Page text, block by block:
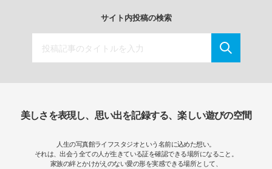
サイト内投稿の検索
美しさを表現し、思い出を記録する、楽しい遊びの空間
人生の写真館ライフスタジオという名前に込めた想い。
それは、出会う全ての人が生きている証を確認できる場所になること。
家族の絆とかけがえのない愛の形を実感できる場所として、